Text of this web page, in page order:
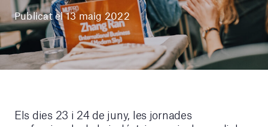
Publicat el 13 maig 2022
Els dies 23 i 24 de juny, les jornades